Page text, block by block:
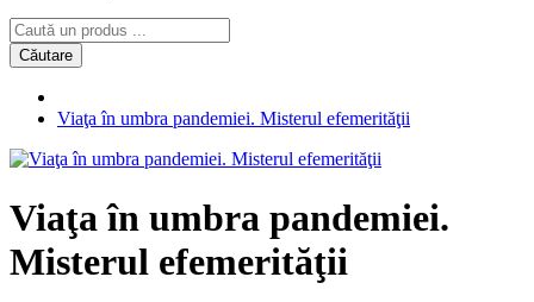
Căutare
Viaţa în umbra pandemiei. Misterul efemerităţii
Viaţa în umbra pandemiei.
Misterul efemerităţii